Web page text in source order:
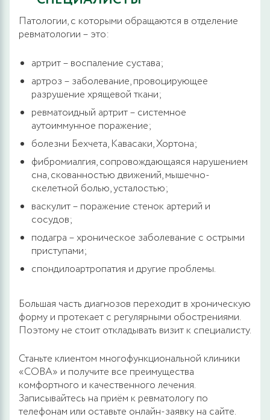
Патологии, с которыми обращаются в отделение
ревматологии – это:
артрит – воспаление сустава;
артроз – заболевание, провоцирующее
разрушение хрящевой ткани;
ревматоидный артрит – системное
аутоиммунное поражение;
болезни Бехчета, Кавасаки, Хортона;
фибромиалгия, сопровождающаяся нарушением
сна, скованностью движений, мышечно-
скелетной болью, усталостью;
васкулит – поражение стенок артерий и
сосудов;
подагра – хроническое заболевание с острыми
приступами;
спондилоартропатия и другие проблемы.
Большая часть диагнозов переходит в хроническую
форму и протекает с регулярными обострениями.
Поэтому не стоит откладывать визит к специалисту.
Станьте клиентом многофункциональной клиники
«СОВА» и получите все преимущества
комфортного и качественного лечения.
Записывайтесь на приём к ревматологу по
телефонам или оставьте онлайн-заявку на сайте.